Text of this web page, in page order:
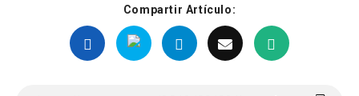
Compartir Artículo: